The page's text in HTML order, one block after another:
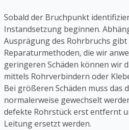
Sobald der Bruchpunkt
Instandsetzung beginnen.
Ausprägung des Rohrbruchs
Reparaturmethoden, die wir
geringeren Schäden können wir
mittels Rohrverbindern oder
Bei größeren Schäden muss das
normalerweise gewechselt
defekte Rohrstück erst entfernt
Leitung ersetzt werden.